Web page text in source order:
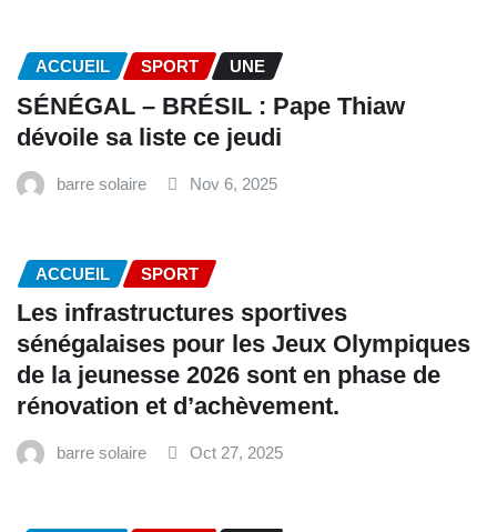
ACCUEIL SPORT UNE
SÉNÉGAL – BRÉSIL : Pape Thiaw
dévoile sa liste ce jeudi
barre solaire Nov 6, 2025
ACCUEIL SPORT
Les infrastructures sportives
sénégalaises pour les Jeux Olympiques
de la jeunesse 2026 sont en phase de
rénovation et d’achèvement.
barre solaire Oct 27, 2025